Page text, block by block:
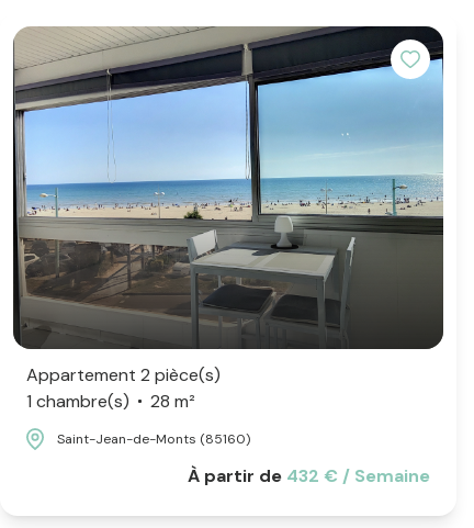
Appartement 2 pièce(s)
1 chambre(s)
28 m²
Saint-Jean-de-Monts (85160)
À partir de 432 € / Semaine